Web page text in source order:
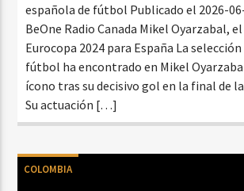
española de fútbol Publicado el 2026-06-
BeOne Radio Canada Mikel Oyarzabal,
Eurocopa 2024 para España La
fútbol ha encontrado en Mikel
ícono tras su decisivo gol en la final de
Su actuación […]
COLOMBIA